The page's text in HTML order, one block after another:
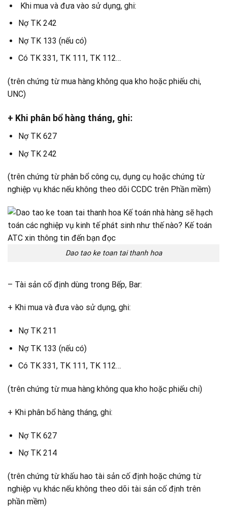
Khi mua và đưa vào sử dụng, ghi:
Nợ TK 242
Nợ TK 133 (nếu có)
Có TK 331, TK 111, TK 112…
(trên chứng từ mua hàng không qua kho hoặc phiếu chi,
UNC)​
+ Khi phân bổ hàng tháng, ghi:
Nợ TK 627
Nợ TK 242
(trên chứng từ phân bổ công cụ, dụng cụ hoặc chứng từ
nghiệp vụ khác nếu không theo dõi CCDC trên Phần mềm)​
Dao tao ke toan tai thanh hoa
– Tài sản cố định dùng trong Bếp, Bar:
+ Khi mua và đưa vào sử dụng, ghi:
Nợ TK 211
Nợ TK 133 (nếu có)
Có TK 331, TK 111, TK 112…
(trên chứng từ mua hàng không qua kho hoặc phiếu chi)​
+ Khi phân bổ hàng tháng, ghi:
Nợ TK 627
Nợ TK 214
(trên chứng từ khấu hao tài sản cố định hoặc chứng từ
nghiệp vụ khác nếu không theo dõi tài sản cố định trên
phần mềm)​